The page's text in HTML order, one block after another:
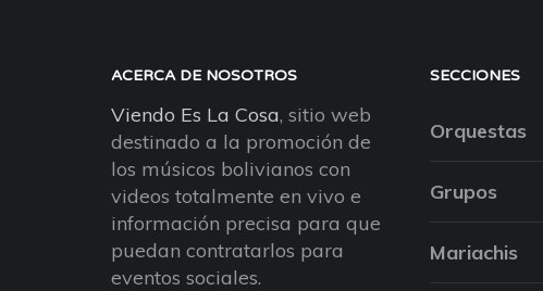
ACERCA DE NOSOTROS
Viendo Es La Cosa, sitio web
destinado a la promoción de
los músicos bolivianos con
videos totalmente en vivo e
información precisa para que
puedan contratarlos para
eventos sociales.
SECCIONES
Orquestas
Grupos
Mariachis